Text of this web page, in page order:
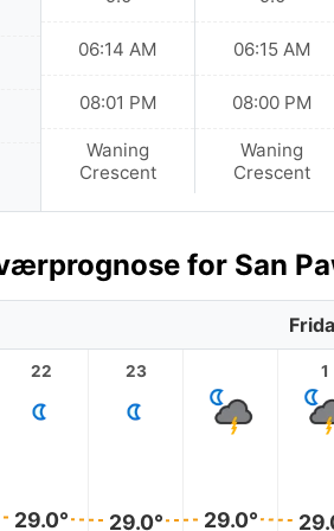
06:14 AM
08:01 PM
Waning
Crescent
06:15 AM
08:00 PM
Waning
Crescent
for San
22
29.0°
23
29.0° 29.0°
1